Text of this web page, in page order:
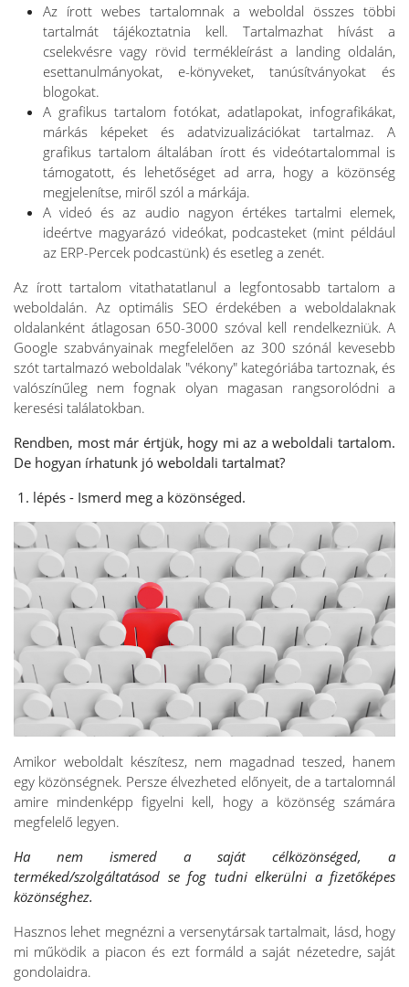
Az írott webes tartalomnak a weboldal összes többi
tartalmát tájékoztatnia kell. Tartalmazhat hívást a
cselekvésre vagy rövid termékleírást a landing oldalán,
esettanulmányokat, e-könyveket, tanúsítványokat és
blogokat.
A grafikus tartalom fotókat, adatlapokat, infografikákat,
márkás képeket és adatvizualizációkat tartalmaz. A
grafikus tartalom általában írott és videótartalommal is
támogatott, és lehetőséget ad arra, hogy a közönség
megjelenítse, miről szól a márkája.
A videó és az audio nagyon értékes tartalmi elemek,
ideértve magyarázó videókat, podcasteket (mint például
az ERP-Percek podcastünk) és esetleg a zenét.
Az írott tartalom vitathatatlanul a legfontosabb tartalom a
weboldalán. Az optimális SEO érdekében a weboldalaknak
oldalanként átlagosan 650-3000 szóval kell rendelkezniük. A
Google szabványainak megfelelően az 300 szónál kevesebb
szót tartalmazó weboldalak "vékony" kategóriába tartoznak, és
valószínűleg nem fognak olyan magasan rangsorolódni a
keresési találatokban.
Rendben, most már értjük, hogy mi az a weboldali tartalom.
De hogyan írhatunk jó weboldali tartalmat?
1. lépés - Ismerd meg a közönséged.
Amikor weboldalt készítesz, nem magadnad teszed, hanem
egy közönségnek. Persze élvezheted előnyeit, de a tartalomnál
amire mindenképp figyelni kell, hogy a közönség számára
megfelelő legyen.
Ha nem ismered a saját célközönséged, a
terméked/szolgáltatásod se fog tudni elkerülni a fizetőképes
közönséghez.
Hasznos lehet megnézni a versenytársak tartalmait, lásd, hogy
mi működik a piacon és ezt formáld a saját nézetedre, saját
gondolaidra.